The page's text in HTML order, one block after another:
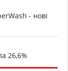
- нові
26,6%